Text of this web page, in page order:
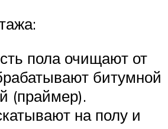
пола очищают от
битумной
(праймер).
на полу и